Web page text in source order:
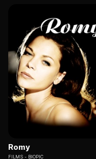
Romy
FILMS BIOPIC